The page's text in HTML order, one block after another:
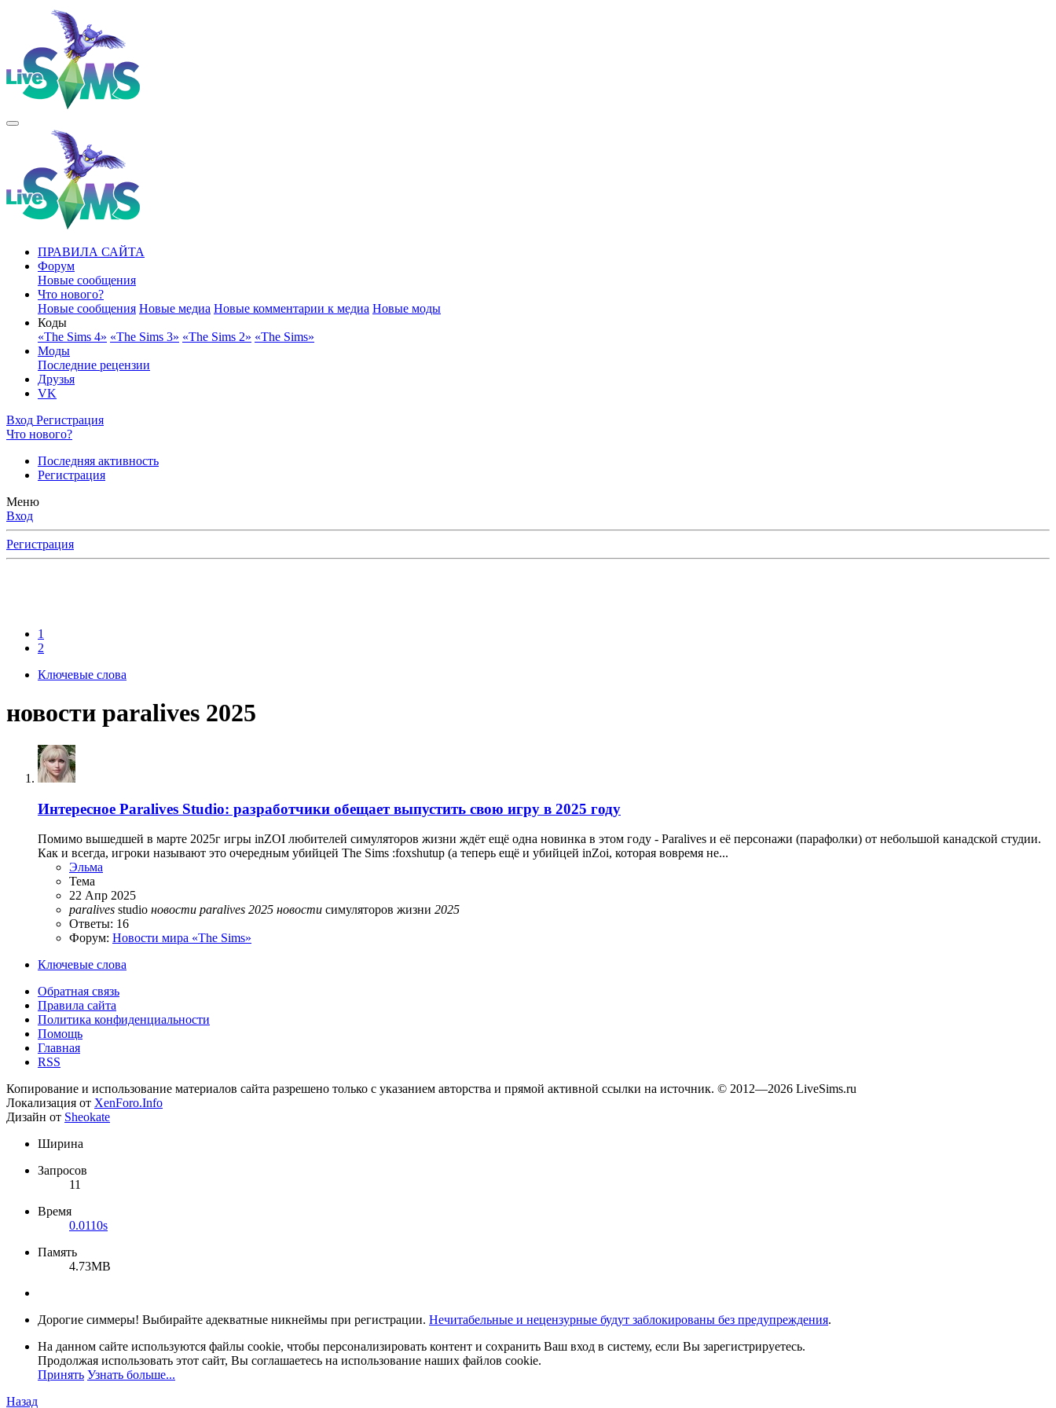
ПРАВИЛА САЙТА
Форум
Новые сообщения
Что нового?
Новые сообщения Новые медиа Новые комментарии к медиа Новые моды
Коды
«The Sims 4» «The Sims 3» «The Sims 2» «The Sims»
Моды
Последние рецензии
Друзья
VK
Вход Регистрация
Что нового?
Последняя активность
Регистрация
Меню
Вход
Регистрация
1
2
Ключевые слова
новости paralives 2025
Интересное Paralives Studio: разработчики обещает выпустить свою игру в 2025 году
Помимо вышедшей в марте 2025г игры inZOI любителей симуляторов жизни ждёт ещё одна новинка в этом году - Paralives и её персонажи (парафолки) от небольшой канадской студии.
Как и всегда, игроки называют это очередным убийцей The Sims :foxshutup (а теперь ещё и убийцей inZoi, которая вовремя не...
Эльма
Тема
22 Апр 2025
paralives studio новости paralives 2025 новости симуляторов жизни 2025
Ответы: 16
Форум: Новости мира «The Sims»
Ключевые слова
Обратная связь
Правила сайта
Политика конфиденциальности
Помощь
Главная
RSS
Копирование и использование материалов сайта разрешено только с указанием авторства и прямой активной ссылки на источник. © 2012—2026 LiveSims.ru
Локализация от XenForo.Info
Дизайн от Sheokate
Ширина
Запросов
11
Время
0.0110s
Память
4.73MB
Дорогие симмеры! Выбирайте адекватные никнеймы при регистрации. Нечитабельные и нецензурные будут заблокированы без предупреждения.
На данном сайте используются файлы cookie, чтобы персонализировать контент и сохранить Ваш вход в систему, если Вы зарегистрируетесь.
Продолжая использовать этот сайт, Вы соглашаетесь на использование наших файлов cookie.
Принять Узнать больше...
Назад